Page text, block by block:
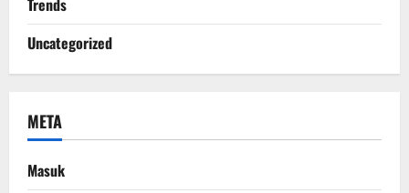
Uncategorized
META
Masuk